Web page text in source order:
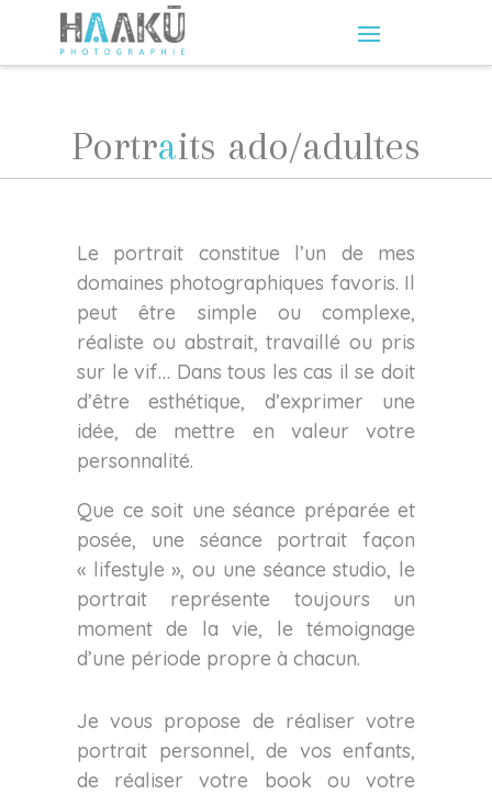
Portraits ado/adultes
Le portrait constitue l’un de mes
domaines photographiques favoris. Il
peut être simple ou complexe,
réaliste ou abstrait, travaillé ou pris
sur le vif… Dans tous les cas il se doit
d’être esthétique, d’exprimer une
idée, de mettre en valeur votre
personnalité.
Que ce soit une séance préparée et
posée, une séance portrait façon
« lifestyle », ou une séance studio, le
portrait représente toujours un
moment de la vie, le témoignage
d’une période propre à chacun.
Je vous propose de réaliser votre
portrait personnel, de vos enfants,
de réaliser votre book ou votre